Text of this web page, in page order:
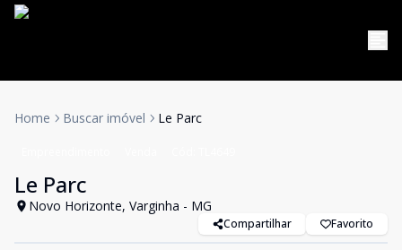
Home Buscar imóvel Le Parc
Le Parc
Novo Horizonte, Varginha - MG
Compartilhar Favorito